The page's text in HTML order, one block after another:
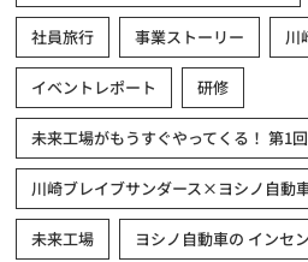
社員旅行 事業ストーリー 川
イベントレポート 研修
未来工場がもうすぐやってくる！ 第1回
川崎ブレイブサンダース×ヨシノ自動
未来工場 ヨシノ自動車の インセ